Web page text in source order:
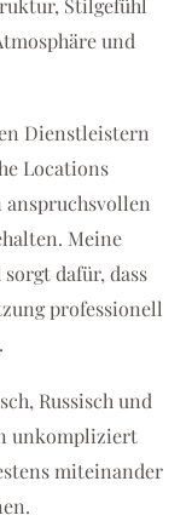
Stilgefühl
und
Dienstleistern
Locations
Meine
dafür, dass
professionell
Russisch und
unkompliziert
miteinander